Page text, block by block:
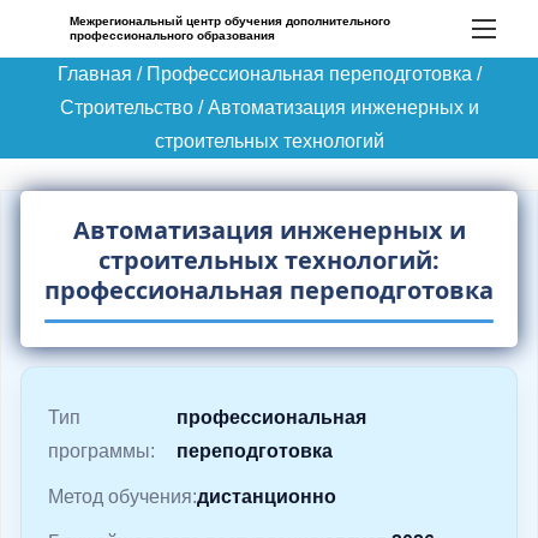
Межрегиональный центр обучения дополнительного
профессионального образования
Главная / Профессиональная переподготовка /
Строительство/Автоматизация инженерных и
строительных технологий
Автоматизация инженерных и
строительных технологий:
профессиональная переподготовка
Тип
программы:
профессиональная
переподготовка
Метод обучения:дистанционно